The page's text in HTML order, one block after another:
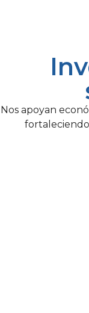
Nos apoyan